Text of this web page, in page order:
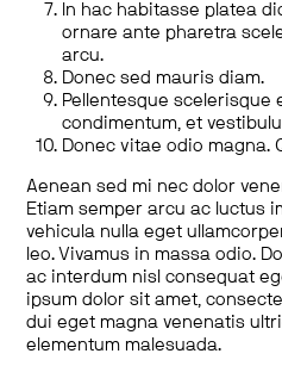
In hac habitasse platea
ornare ante pharetra
arcu.
Donec sed mauris diam.
Pellentesque scelerisque
condimentum, et
Donec vitae odio magna.
Aenean sed mi nec dolor
Etiam semper arcu ac luctus
vehicula nulla eget
leo. Vivamus in massa odio.
ac interdum nisl consequat
ipsum dolor sit amet,
dui eget magna venenatis
elementum malesuada.